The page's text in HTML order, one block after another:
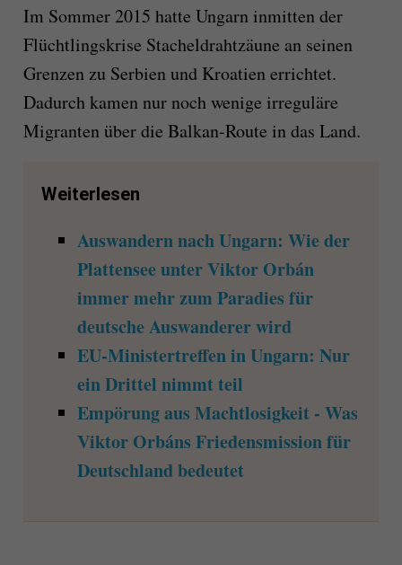
Im Sommer 2015 hatte Ungarn inmitten der
Flüchtlingskrise Stacheldrahtzäune an seinen
Grenzen zu Serbien und Kroatien errichtet.
Dadurch kamen nur noch wenige irreguläre
Migranten über die Balkan-Route in das Land.
Weiterlesen
Auswandern nach Ungarn: Wie der
Plattensee unter Viktor Orbán
immer mehr zum Paradies für
deutsche Auswanderer wird
EU-Ministertreffen in Ungarn: Nur
ein Drittel nimmt teil
Empörung aus Machtlosigkeit - Was
Viktor Orbáns Friedensmission für
Deutschland bedeutet